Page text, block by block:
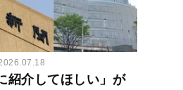
紹介してほしい」が